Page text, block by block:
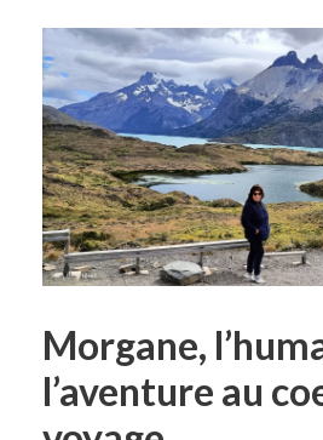
Morgane,
l’aventure au